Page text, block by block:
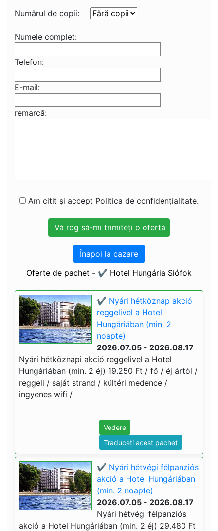
Numărul de copii:
Numele complet:
Telefon:
E-mail:
remarcă:
Am citit și accept Politica de confidențialitate.
Înapoi la cazare
Oferte de pachet - ✔️ Hotel Hungária Siófok
✔️ Nyári hétköznap akció
reggelivel a Hotel
Hungáriában (min. 2
noapte)
2026.07.05 - 2026.08.17
Nyári hétköznapi akció reggelivel a Hotel
Hungáriában (min. 2 éj) 19.250 Ft / fő / éj ártól /
reggeli / saját strand / kültéri medence /
ingyenes wifi /
Vedere
Traduceți acest pachet
✔️ Nyári hétvégi félpanziós
akció a Hotel Hungáriában
(min. 2 noapte)
2026.07.05 - 2026.08.17
Nyári hétvégi félpanziós
akció a Hotel Hungáriában (min. 2 éj) 29.480 Ft